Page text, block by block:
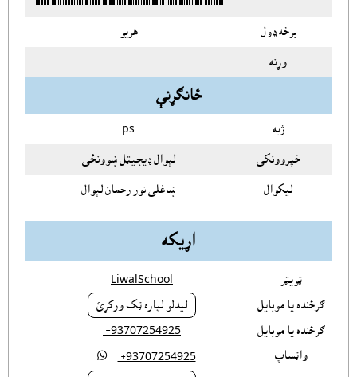
برخه ډول هريو
وړنه
ځانګړنې
ژبه ps
خپروونکى لېوال ډيجيټل ښوونځى
ليکوال ښاغلى نور رحمان لېوال
اړيکه
ټويټر LiwalSchool
ګرځنده يا موبايل ليدلو لپاره ټک ورکړئ
ګرځنده يا موبايل ‎ +93707254925
واټساپ ‎ +93707254925
